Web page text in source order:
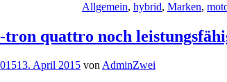
Allgemein, hybrid, Marken,
tron quattro noch
13. April 2015 vonAdminZwei